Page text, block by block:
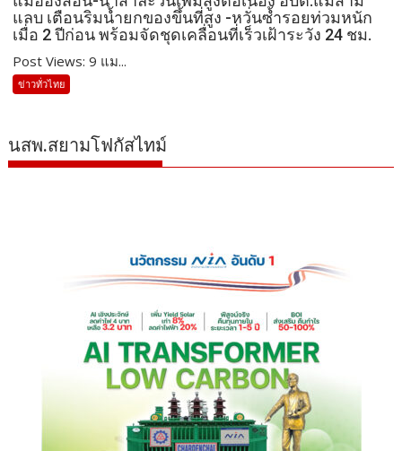
แลบ เตือนริมน้ำยกของขึ้นที่สูง -หวั่นซ้ำรอยท่วมหนัก
เมื่อ 2 ปีก่อน พร้อมจัดชุดเคลื่อนที่เร็วเฝ้าระวัง 24 ชม.
Post Views: 9 แม...
ข่าวทั่วไทย
นสพ.สยามโฟกัสไทม์